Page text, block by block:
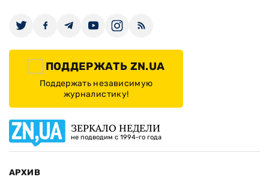
ПОДДЕРЖАТЬ ZN.UA
Поддержать независимую
журналистику!
ЗЕРКАЛО НЕДЕЛИ
не подводим с 1994-го года
АРХИВ